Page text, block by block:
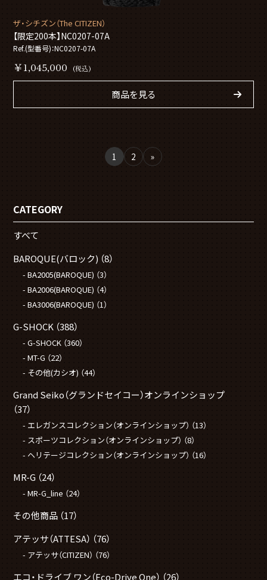
ザ・シチズン（The CITIZEN）
【限定200本】NC0207-07A
Ref.(型番号)：NC0207-07A
￥1,045,000 (税込)
商品を見る
1 2 »
CATEGORY
すべて
BAROQUE(バロック) （8）
BA2005(BAROQUE) （3）
BA2006(BAROQUE) （4）
BA3006(BAROQUE) （1）
G-SHOCK （388）
G-SHOCK （360）
MT-G （22）
その他(カシオ) （44）
Grand Seiko（グランドセイコー）オンラインショップ
（37）
エレガンスコレクション（オンラインショップ） （13）
スポーツコレクション（オンラインショップ） （8）
ヘリテージコレクション（オンラインショップ） （16）
MR-G （24）
MR-G_line （24）
その他商品 （17）
アテッサ（ATTESA） （76）
アテッサ（CITIZEN） （76）
エコ・ドライブ ワン（Eco-Drive One） （26）